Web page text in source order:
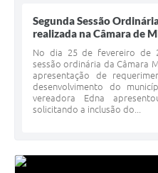
Segunda Sessão
realizada na Câmara de
No dia 25 de fevereiro de
sessão ordinária da Câmara
apresentação de
desenvolvimento do
vereadora Edna
solicitando a inclusão do...